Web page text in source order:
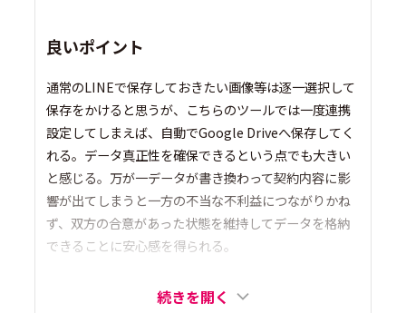
良いポイント
通常のLINEで保存しておきたい画像等は逐一選択して
保存をかけると思うが、こちらのツールでは一度連携
設定してしまえば、自動でGoogle Driveへ保存してく
れる。データ真正性を確保できるという点でも大きい
と感じる。万が一データが書き換わって契約内容に影
響が出てしまうと一方の不当な不利益につながりかね
ず、双方の合意があった状態を維持してデータを格納
できることに安心感を得られる。
続きを開く